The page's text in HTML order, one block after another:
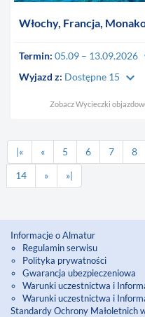
Włochy, Francja,
Termin: 05.09 – 13.09.2026
Wyjazd z: Dostępne 15 keyboard_arrow_down
Zobacz Wycieczki
|« « 5 6 7 8
14
» »|
Informacje o Almatur
Regulamin serwisu
Polityka prywatności
Gwarancja ubezpieczeniowa
Warunki uczestnictwa i
Warunki uczestnictwa i
Standardy Ochrony Małoletnich